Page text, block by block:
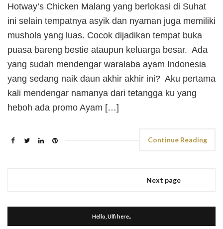
Hotway’s Chicken Malang yang berlokasi di Suhat
ini selain tempatnya asyik dan nyaman juga memiliki
mushola yang luas. Cocok dijadikan tempat buka
puasa bareng bestie ataupun keluarga besar. Ada
yang sudah mendengar waralaba ayam Indonesia
yang sedang naik daun akhir akhir ini? Aku pertama
kali mendengar namanya dari tetangga ku yang
heboh ada promo Ayam […]
Continue Reading
Next page
Hello, Ulfi here..